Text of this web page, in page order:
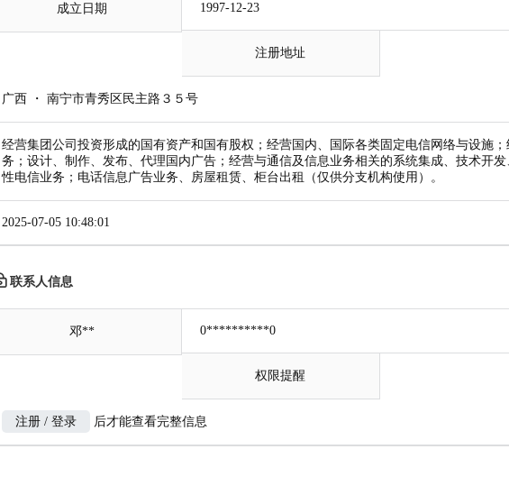
成立日期 1997-12-23
注册地址
广西 ・ 南宁市青秀区民主路３５号
经营集团公司投资形成的国有资产和国有股权；经营国内、国际各类固定电信网络与设施
务；设计、制作、发布、代理国内广告；经营与通信及信息业务相关的系统集成、技术开
性电信业务；电话信息广告业务、房屋租赁、柜台出租（仅供分支机构使用）。
2025-07-05 10:48:01
联系人信息
邓** 0**********0
权限提醒
注册 / 登录 后才能查看完整信息